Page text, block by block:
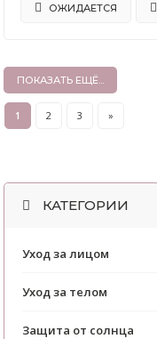
ОЖИДАЕТСЯ
ПОКАЗАТЬ ЕЩЁ...
1 2 3 »
КАТЕГОРИИ
Уход за лицом
Уход за телом
Защита от солнца